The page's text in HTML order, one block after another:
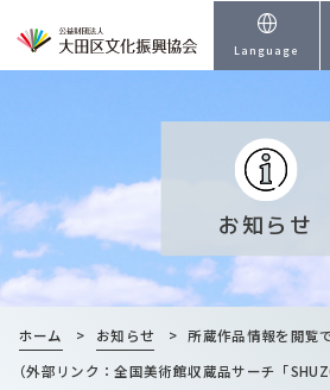
本文へ
Language
お知らせ
ホーム > お知らせ > 所蔵作品情報を閲覧
（外部リンク：全国美術館収蔵品サーチ「